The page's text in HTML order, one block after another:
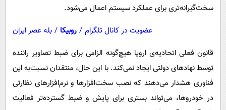
سخت‌گیرانه‌تری برای عملکرد سیستم اعمال می‌شود.
عضویت در کانال تلگرام / روبیکا / بله عصر ایران
قانون فعلی اتحادیه‌ی اروپا هیچ‌گونه الزامی برای ضبط تصاویر راننده
توسط نهادهای دولتی ایجاد نمی‌کند. با این حال، منتقدان نسبت‌به این
فناوری هشدار می‌دهند که نصب سخت‌افزارها و نرم‌افزارهای نظارتی
در خودروها، می‌تواند بستری برای پایش و ضبط گسترده‌تر فعالیت